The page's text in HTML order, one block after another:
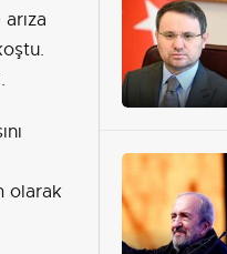
olarak